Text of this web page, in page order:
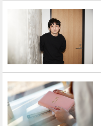
Facebook
で
シ
ェ
ア
す